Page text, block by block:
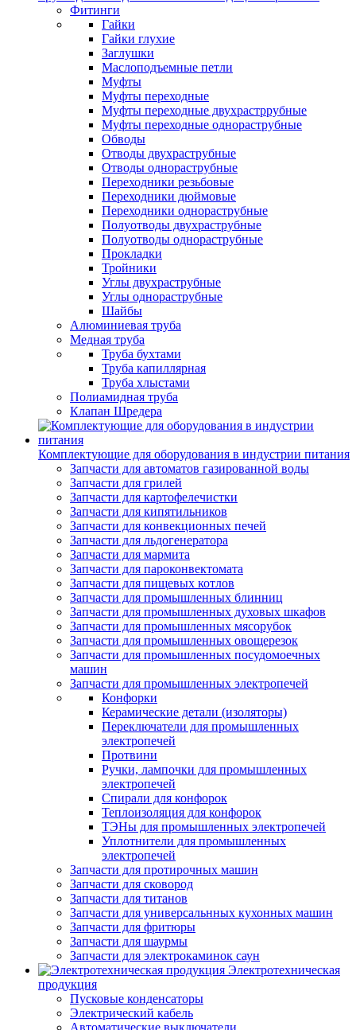
Фитинги
Гайки
Гайки глухие
Заглушки
Маслоподъемные петли
Муфты
Муфты переходные
Муфты переходные двухрастррубные
Муфты переходные однораструбные
Обводы
Отводы двухраструбные
Отводы однораструбные
Переходники резьбовые
Переходники дюймовые
Переходники однораструбные
Полуотводы двухраструбные
Полуотводы однораструбные
Прокладки
Тройники
Углы двухраструбные
Углы однораструбные
Шайбы
Алюминиевая труба
Медная труба
Труба бухтами
Труба капиллярная
Труба хлыстами
Полиамидная труба
Клапан Шредера
Комплектующие для оборудования в индустрии питания
Запчасти для автоматов газированной воды
Запчасти для грилей
Запчасти для картофелечистки
Запчасти для кипятильников
Запчасти для конвекционных печей
Запчасти для льдогенератора
Запчасти для мармита
Запчасти для пароконвектомата
Запчасти для пищевых котлов
Запчасти для промышленных блинниц
Запчасти для промышленных духовых шкафов
Запчасти для промышленных мясорубок
Запчасти для промышленных овощерезок
Запчасти для промышленных посудомоечных
машин
Запчасти для промышленных электропечей
Конфорки
Керамические детали (изоляторы)
Переключатели для промышленных
электропечей
Протвини
Ручки, лампочки для промышленных
электропечей
Спирали для конфорок
Теплоизоляция для конфорок
ТЭНы для промышленных электропечей
Уплотнители для промышленных
электропечей
Запчасти для протирочных машин
Запчасти для сковород
Запчасти для титанов
Запчасти для универсальнных кухонных машин
Запчасти для фритюры
Запчасти для шаурмы
Запчасти для электрокаминок саун
Электротехническая
продукция
Пусковые конденсаторы
Электрический кабель
Автоматические выключатели